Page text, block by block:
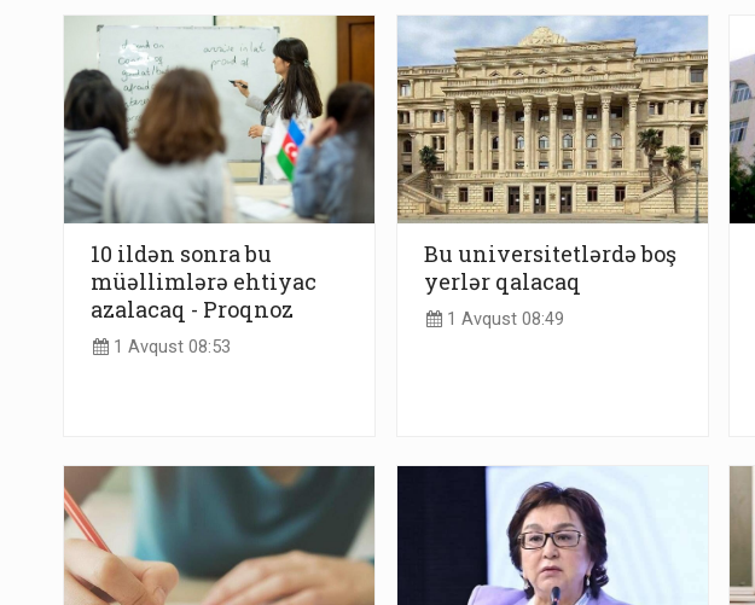
10 ildən sonra bu
müəllimlərə ehtiyac
azalacaq - Proqnoz
1 Avqust 08:53
Bu universitetlərdə boş
yerlər qalacaq
1 Avqust 08:49